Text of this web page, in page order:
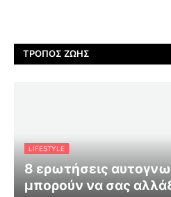
ΤΡΌΠΟΣ ΖΩΉΣ
LIFESTYLE
8 ερωτήσεις
μπορούν να σας